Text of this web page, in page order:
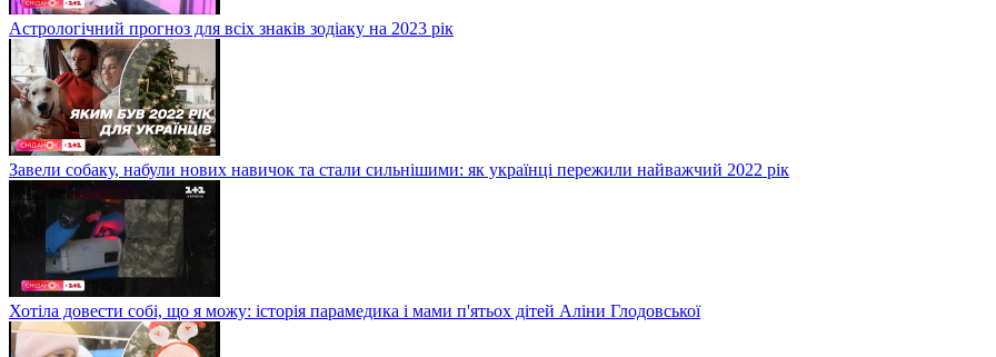
Астрологічний прогноз для всіх знаків зодіаку на 2023 рік
Завели собаку, набули нових навичок та стали сильнішими: як українці пережили найважчий 2022 рік
Хотіла довести собі, що я можу: історія парамедика і мами п'ятьох дітей Аліни Глодовської